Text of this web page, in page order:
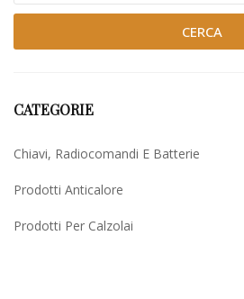
CERCA
CATEGORIE
Chiavi, Radiocomandi E Batterie
Prodotti Anticalore
Prodotti Per Calzolai